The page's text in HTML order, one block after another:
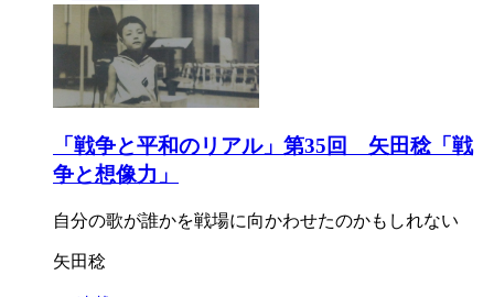
「戦争と平和のリアル」第35回 矢田稔「戦
争と想像力」
自分の歌が誰かを戦場に向かわせたのかもしれない
矢田稔